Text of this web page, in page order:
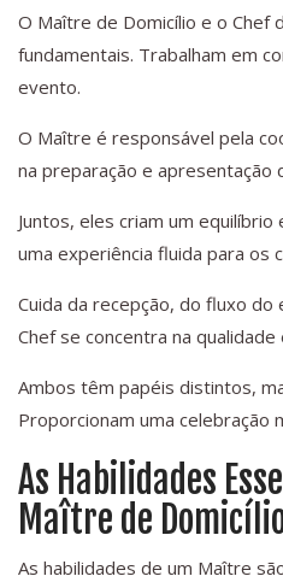
O Maître de Domicílio e o Chef
fundamentais. Trabalham em
evento.
O Maître é responsável pela
na preparação e apresentação
Juntos, eles criam um
uma experiência fluida para os
Cuida da recepção, do fluxo
Chef se concentra na
Ambos têm papéis distintos,
Proporcionam uma celebração
As Habilidades
Maître de
As habilidades de um Maître